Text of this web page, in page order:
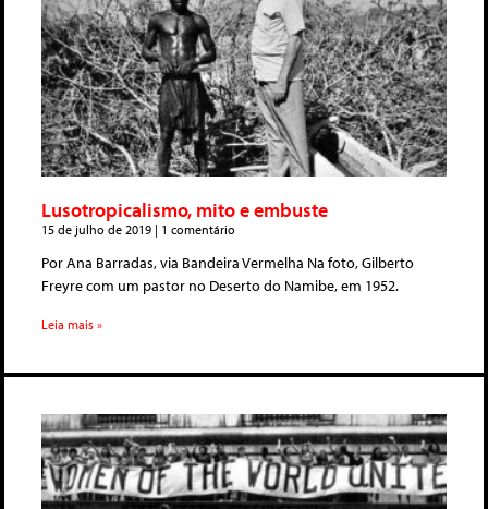
Lusotropicalismo, mito e embuste
15 de julho de 2019 1 comentário
Por Ana Barradas, via Bandeira Vermelha Na foto, Gilberto
Freyre com um pastor no Deserto do Namibe, em 1952.
Leia mais »